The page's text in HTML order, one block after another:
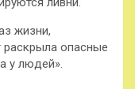
жизни,
раскрыла опасные
у людей».